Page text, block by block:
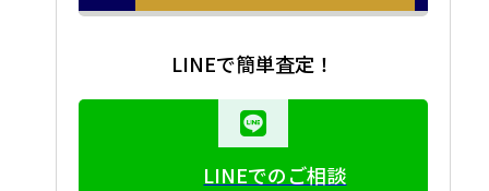
LINEで簡単査定！
LINEでのご相談